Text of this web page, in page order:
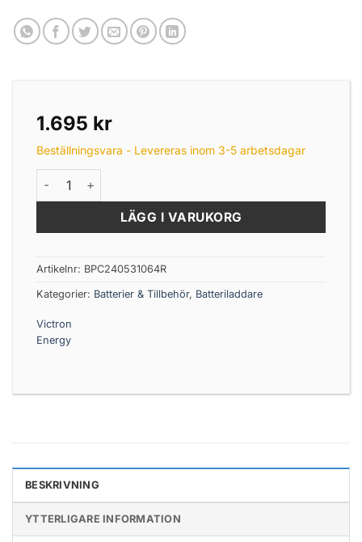
1.695 kr
Beställningsvara - Levereras inom 3-5 arbetsdagar
Victron Victron Blue Smart IP65 laddare 24V 5A 230V
LÄGG I VARUKORG
Artikelnr: BPC240531064R
Kategorier: Batterier & Tillbehör, Batteriladdare
Victron
Energy
BESKRIVNING
YTTERLIGARE INFORMATION